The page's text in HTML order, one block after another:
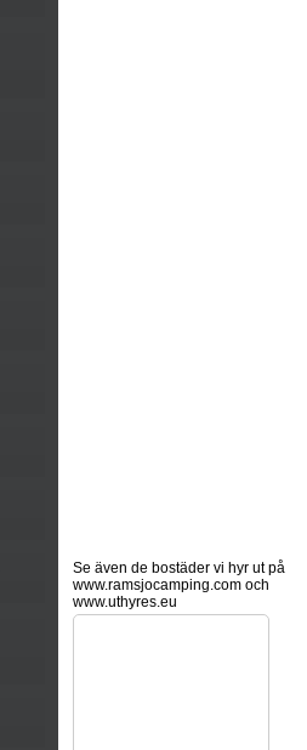
Se även de bostäder vi hyr ut på
www.ramsjocamping.com och
www.uthyres.eu